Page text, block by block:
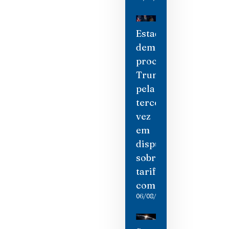
Estados
democratas
processam
Trump
pela
terceira
vez
em
disputa
sobre
tarifas
comerciais
06/08/2026